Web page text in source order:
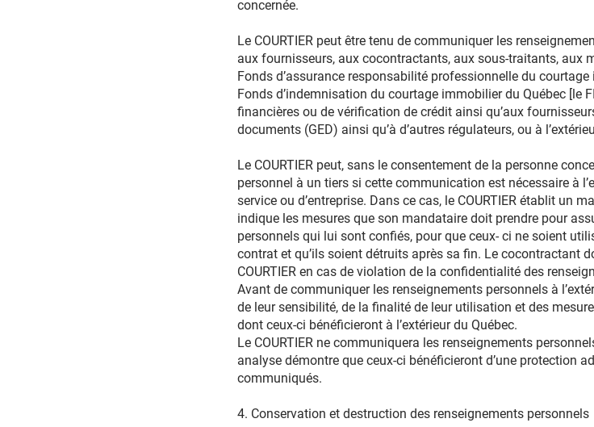
concernée.
Le COURTIER peut être tenu de communiquer les
aux fournisseurs, aux cocontractants, aux sous-traitants, aux
Fonds d’assurance responsabilité professionnelle du courtage
Fonds d’indemnisation du courtage immobilier du Québec [le
financières ou de vérification de crédit ainsi qu’aux
documents (GED) ainsi qu’à d’autres régulateurs, ou à
Le COURTIER peut, sans le consentement de la personne
personnel à un tiers si cette communication est nécessaire à
service ou d’entreprise. Dans ce cas, le COURTIER établit un
indique les mesures que son mandataire doit prendre pour
personnels qui lui sont confiés, pour que ceux- ci ne soient
contrat et qu’ils soient détruits après sa fin. Le cocontractant
COURTIER en cas de violation de la confidentialité des
Avant de communiquer les renseignements personnels à
de leur sensibilité, de la finalité de leur utilisation et des
dont ceux-ci bénéficieront à l’extérieur du Québec.
Le COURTIER ne communiquera les renseignements
analyse démontre que ceux-ci bénéficieront d’une protection
communiqués.
4. Conservation et destruction des renseignements personnels